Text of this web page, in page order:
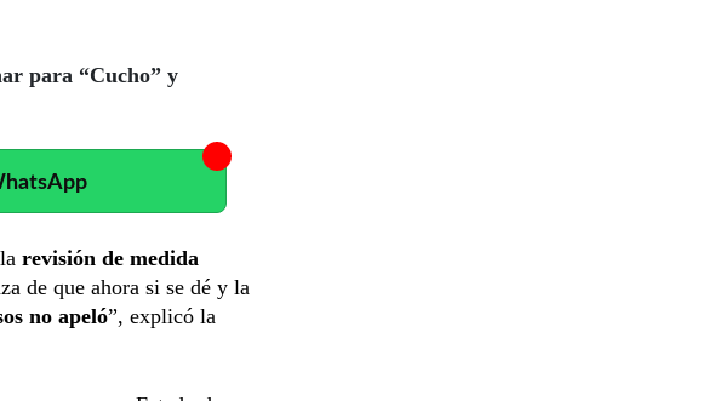
para “Cucho” y
revisión de medida
de que ahora si se dé y la
no apeló”, explicó la